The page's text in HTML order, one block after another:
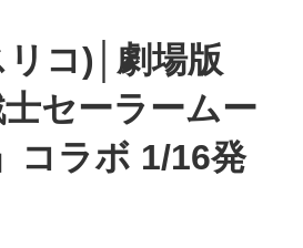
コ)│劇場版
士セーラームー
コラボ 1/16発